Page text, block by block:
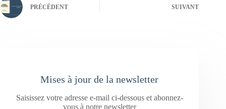
PRÉCÉDENT SUIVANT
Mises à jour de la newsletter
Saisissez votre adresse e-mail ci-dessous et abonnez-
vous à notre newsletter